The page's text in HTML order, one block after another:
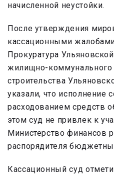
начисленной неустойки.
После утверждения
кассационными
Прокуратура
жилищно-коммунального
строительства
указали, что исполнение
расходованием средств
этом суд не привлек к
Министерство финансов
распорядителя
Кассационный суд